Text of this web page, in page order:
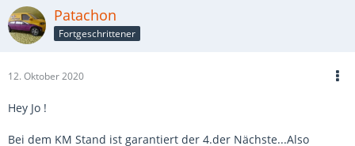
Patachon
Fortgeschrittener
12. Oktober 2020
Hey Jo !
Bei dem KM Stand ist garantiert der 4.der Nächste...Also